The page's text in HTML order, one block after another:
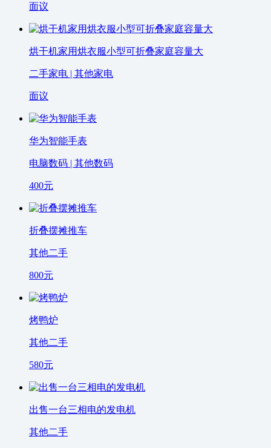
面议
烘干机家用烘衣服小型可折叠家庭容量大
二手家电 | 其他家电
面议
华为智能手表
电脑数码 | 其他数码
400元
折叠摆摊推车
其他二手
800元
烤鸭炉
其他二手
580元
出售一台三相电的发电机
其他二手